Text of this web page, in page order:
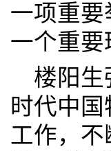
一项重要
一个重要
楼阳生
时代中
工作，